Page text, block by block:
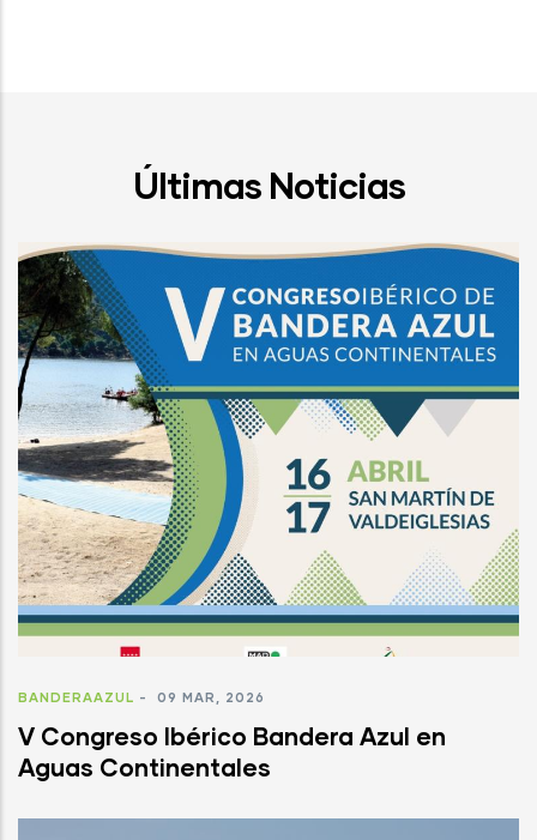
Últimas Noticias
BANDERAAZUL - 09 MAR, 2026
V Congreso Ibérico Bandera Azul en
Aguas Continentales